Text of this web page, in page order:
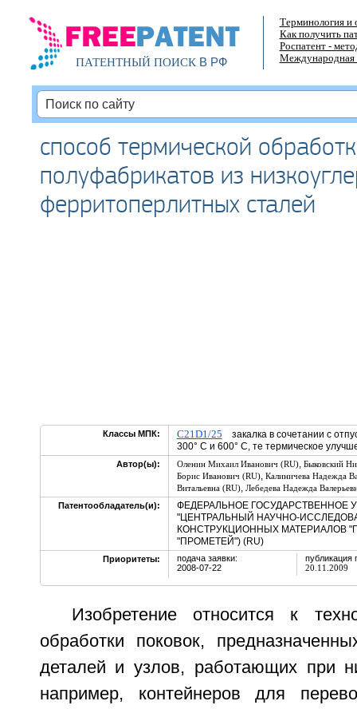
ПАТЕНТНЫЙ ПОИСКВ РФ
Терминология и
Как получить
Роспатент -
Международная
способ термической
полуфабрикатов из
ферритоперлитных сталей
Классы МПК: C21D1/25 закалка в сочетании с
300° C и 600° C, те термическое
Автор(ы): Оленин Михаил Иванович (RU), Быковский
Борис Иванович (RU), Калиничева Надежда
Витальевна (RU), Лебедева Надежда
Патентообладатель(и):
ФЕДЕРАЛЬНОЕ ГОСУДАРСТВЕННОЕ
"ЦЕНТРАЛЬНЫЙ НАУЧНО-
КОНСТРУКЦИОННЫХ МАТЕРИАЛОВ
"ПРОМЕТЕЙ") (RU)
Приоритеты:
подача заявки:
2008-07-22
публикация
20.11.2009
Изобретение относится к
обработки поковок,
деталей и узлов, работающих при
например, контейнеров для